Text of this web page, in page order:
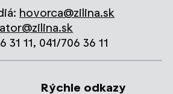
hovorca@zilina.sk
31 11, 041/706 36 11
Rýchle odkazy